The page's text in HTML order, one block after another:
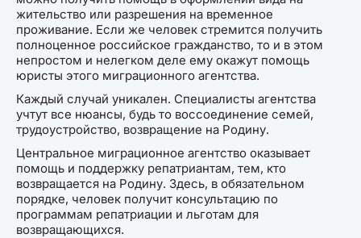
жительство или разрешения на временное
проживание. Если же человек стремится получить
полноценное российское гражданство, то и в этом
непростом и нелегком деле ему окажут помощь
юристы этого миграционного агентства.
Каждый случай уникален. Специалисты агентства
учтут все нюансы, будь то воссоединение семей,
трудоустройство, возвращение на Родину.
Центральное миграционное агентство оказывает
помощь и поддержку репатриантам, тем, кто
возвращается на Родину. Здесь, в обязательном
порядке, человек получит консультацию по
программам репатриации и льготам для
возвращающихся.